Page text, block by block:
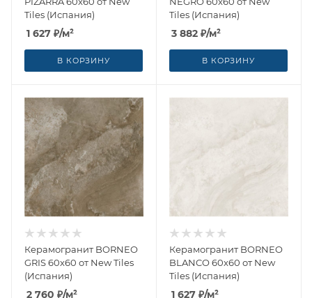
Tiles (Испания)
1 627 ₽/м²
В КОРЗИНУ
Tiles (Испания)
3 882 ₽/м²
В КОРЗИНУ
Керамогранит BORNEO
GRIS 60x60 от New Tiles
(Испания)
2 760 ₽/м²
Керамогранит BORNEO
BLANCO 60x60 от New
Tiles (Испания)
1 627 ₽/м²